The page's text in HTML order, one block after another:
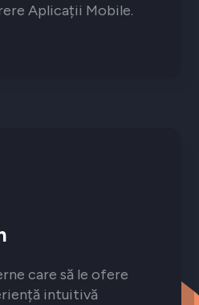
Aplicații Mobile.
care să le ofere
intuitivă